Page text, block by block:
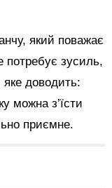
який поважає
потребує зусиль,
доводить:
можна з’їсти
приємне.